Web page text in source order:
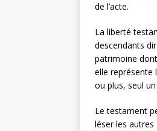
de l’acte.
La liberté
descendants
patrimoine
elle représente
ou plus, seul
Le testament
léser les autres